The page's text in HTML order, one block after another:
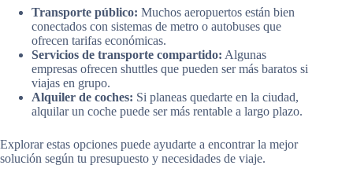
Transporte público: Muchos aeropuertos están bien
conectados con sistemas de metro o autobuses que
ofrecen tarifas económicas.
Servicios de transporte compartido: Algunas
empresas ofrecen shuttles que pueden ser más baratos si
viajas en grupo.
Alquiler de coches: Si planeas quedarte en la ciudad,
alquilar un coche puede ser más rentable a largo plazo.
Explorar estas opciones puede ayudarte a encontrar la mejor
solución según tu presupuesto y necesidades de viaje.